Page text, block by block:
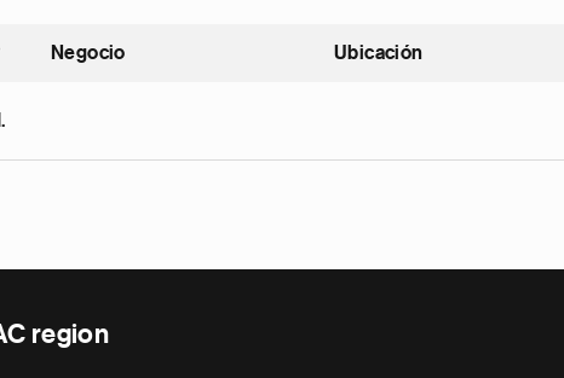
Ordenar ascendente
Negocio Ubicación
region